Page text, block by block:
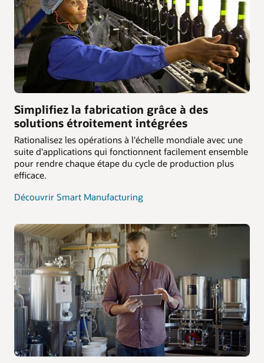
Simplifiez la fabrication grâce à des
solutions étroitement intégrées
Rationalisez les opérations à l'échelle mondiale avec une
suite d'applications qui fonctionnent facilement ensemble
pour rendre chaque étape du cycle de production plus
efficace.
Découvrir Smart Manufacturing